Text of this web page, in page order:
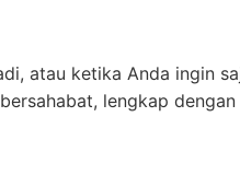
atau ketika Anda ingin
lengkap